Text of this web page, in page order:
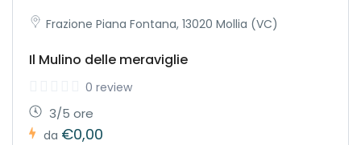
Frazione Piana Fontana, 13020 Mollia (VC)
Il Mulino delle meraviglie
0 review
3/5 ore
da €0,00